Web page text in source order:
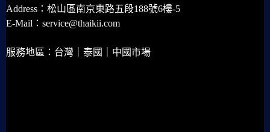
Address：松山區南京東路五段188號6樓-5
E-Mail：service@thaikii.com
服務地區：台灣｜泰國｜中國市場